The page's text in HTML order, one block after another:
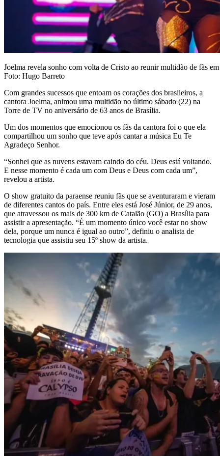
Joelma revela sonho com volta de Cristo ao reunir multidão de fãs
Foto: Hugo Barreto
Com grandes sucessos que entoam os corações dos brasileiros, a
cantora Joelma, animou uma multidão no último sábado (22) na
Torre de TV no aniversário de 63 anos de Brasília.
Um dos momentos que emocionou os fãs da cantora foi o que ela
compartilhou um sonho que teve após cantar a música Eu Te
Agradeço Senhor.
“Sonhei que as nuvens estavam caindo do céu. Deus está voltando.
E nesse momento é cada um com Deus e Deus com cada um”,
revelou a artista.
O show gratuito da paraense reuniu fãs que se aventuraram e vieram
de diferentes cantos do país. Entre eles está José Júnior, de 29 anos,
que atravessou os mais de 300 km de Catalão (GO) a Brasília para
assistir a apresentação. “É um momento único você estar no show
dela, porque um nunca é igual ao outro”, definiu o analista de
tecnologia que assistiu seu 15º show da artista.